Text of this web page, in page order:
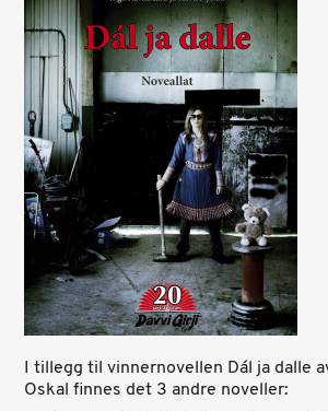
I tillegg til vinnernovellen Dál ja dalle
Oskal finnes det 3 andre noveller: